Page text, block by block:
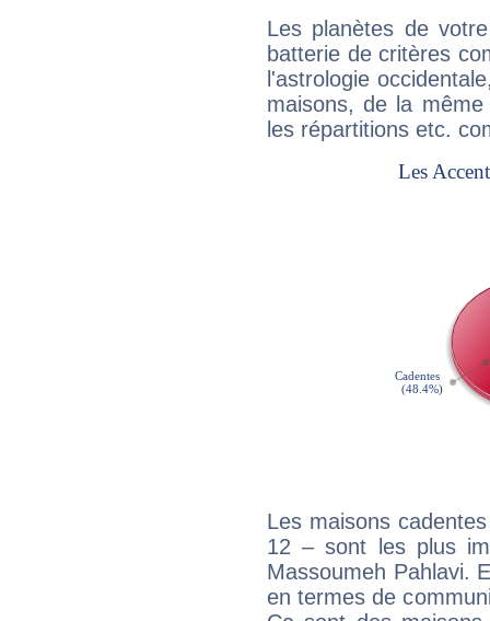
Les planètes de
batterie de critères
l'astrologie
maisons, de la
les répartitions etc.
Les maisons
12 – sont les plus
Massoumeh Pahlavi.
en termes de